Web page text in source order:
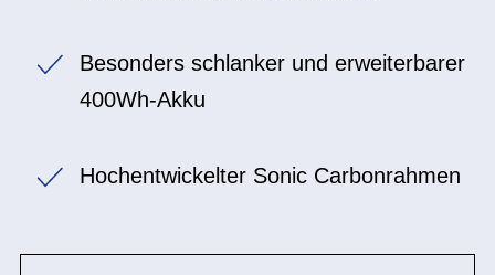
Besonders schlanker und erweiterbarer
400Wh-Akku
Hochentwickelter Sonic Carbonrahmen